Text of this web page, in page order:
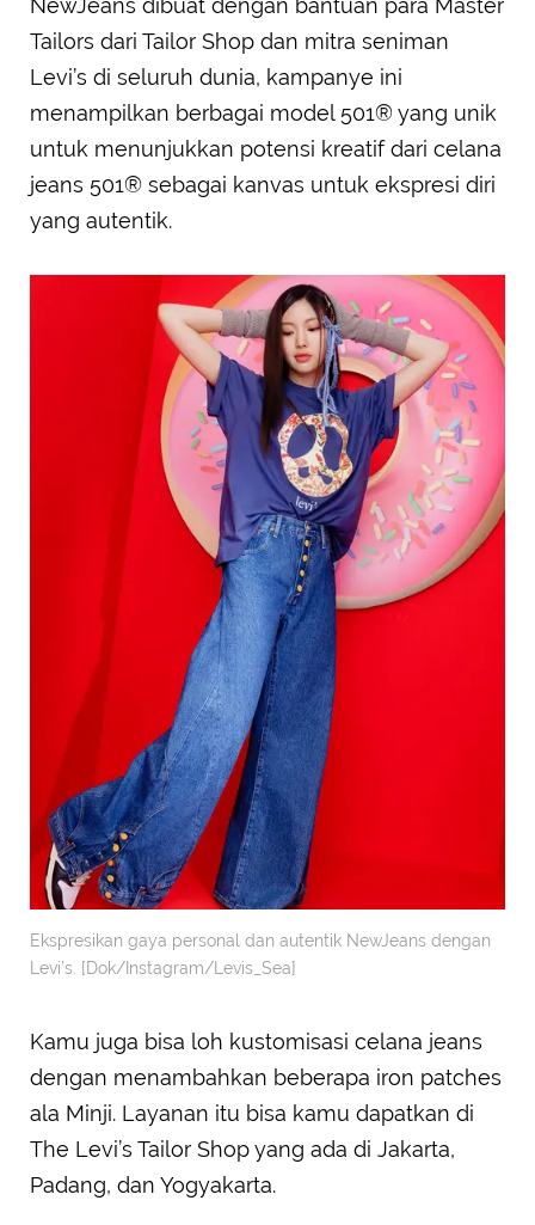
NewJeans dibuat dengan bantuan para Master
Tailors dari Tailor Shop dan mitra seniman
Levi’s di seluruh dunia, kampanye ini
menampilkan berbagai model 501® yang unik
untuk menunjukkan potensi kreatif dari celana
jeans 501® sebagai kanvas untuk ekspresi diri
yang autentik.
Ekspresikan gaya personal dan autentik NewJeans dengan
Levi’s. [Dok/Instagram/Levis_Sea]
Kamu juga bisa loh kustomisasi celana jeans
dengan menambahkan beberapa iron patches
ala Minji. Layanan itu bisa kamu dapatkan di
The Levi’s Tailor Shop yang ada di Jakarta,
Padang, dan Yogyakarta.